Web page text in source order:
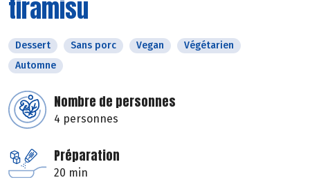
tiramisu
Dessert Sans porc Vegan
Végétarien
Automne
Nombre de personnes
4 personnes
Préparation
20 min